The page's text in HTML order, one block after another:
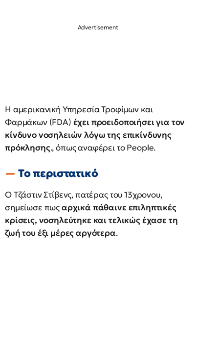
Η αμερικανική Υπηρεσία Τροφίμων και
Φαρμάκων (FDA) έχει προειδοποιήσει για τον
κίνδυνο νοσηλειών λόγω της επικίνδυνης
πρόκλησης., όπως αναφέρει το People.
Το περιστατικό
Ο Τζάστιν Στίβενς, πατέρας του 13χρονου,
σημείωσε πωςαρχικά πάθαινε επιληπτικές
κρίσεις, νοσηλεύτηκε και τελικώς έχασε τη
ζωή του έξι μέρες αργότερα.